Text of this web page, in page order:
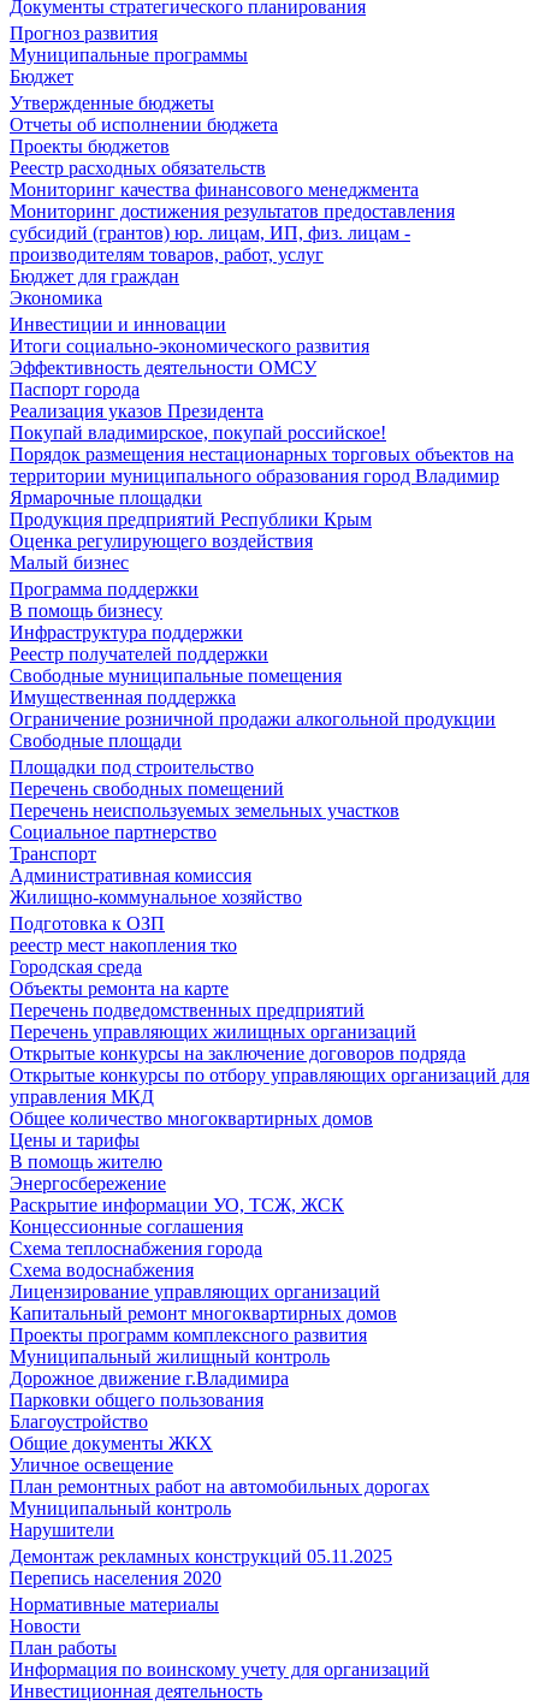
Документы стратегического планирования
Прогноз развития
Муниципальные программы
Бюджет
Утвержденные бюджеты
Отчеты об исполнении бюджета
Проекты бюджетов
Реестр расходных обязательств
Мониторинг качества финансового менеджмента
Мониторинг достижения результатов предоставления
субсидий (грантов) юр. лицам, ИП, физ. лицам -
производителям товаров, работ, услуг
Бюджет для граждан
Экономика
Инвестиции и инновации
Итоги социально-экономического развития
Эффективность деятельности ОМСУ
Паспорт города
Реализация указов Президента
Покупай владимирское, покупай российское!
Порядок размещения нестационарных торговых объектов на
территории муниципального образования город Владимир
Ярмарочные площадки
Продукция предприятий Республики Крым
Оценка регулирующего воздействия
Малый бизнес
Программа поддержки
В помощь бизнесу
Инфраструктура поддержки
Реестр получателей поддержки
Свободные муниципальные помещения
Имущественная поддержка
Ограничение розничной продажи алкогольной продукции
Свободные площади
Площадки под строительство
Перечень свободных помещений
Перечень неиспользуемых земельных участков
Социальное партнерство
Транспорт
Административная комиссия
Жилищно-коммунальное хозяйство
Подготовка к ОЗП
реестр мест накопления тко
Городская среда
Объекты ремонта на карте
Перечень подведомственных предприятий
Перечень управляющих жилищных организаций
Открытые конкурсы на заключение договоров подряда
Открытые конкурсы по отбору управляющих организаций для
управления МКД
Общее количество многоквартирных домов
Цены и тарифы
В помощь жителю
Энергосбережение
Раскрытие информации УО, ТСЖ, ЖСК
Концессионные соглашения
Схема теплоснабжения города
Схема водоснабжения
Лицензирование управляющих организаций
Капитальный ремонт многоквартирных домов
Проекты программ комплексного развития
Муниципальный жилищный контроль
Дорожное движение г.Владимира
Парковки общего пользования
Благоустройство
Общие документы ЖКХ
Уличное освещение
План ремонтных работ на автомобильных дорогах
Муниципальный контроль
Нарушители
Демонтаж рекламных конструкций 05.11.2025
Перепись населения 2020
Нормативные материалы
Новости
План работы
Информация по воинскому учету для организаций
Инвестиционная деятельность